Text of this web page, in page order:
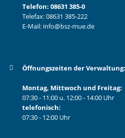
Telefon: 08631 385-0
Telefax: 08631 385-222
E-Mail: info@bsz-mue.de
Öffnungszeiten der Verwaltung:
Montag, Mittwoch und Freitag:
07:30 - 11:00 u. 12:00 - 14:00 Uhr
telefonisch:
07:30 - 12:00 Uhr